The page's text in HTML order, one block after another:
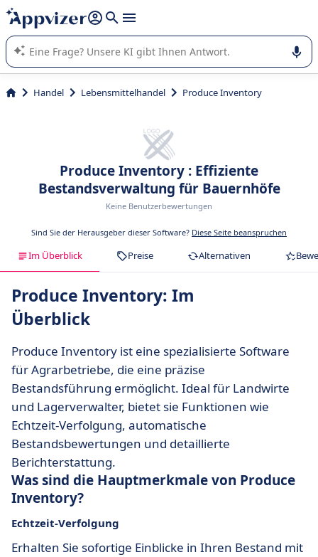
beantworten (mehrere Zeilen mit
Die KI von Appvizer führt Sie bei der Nutzung oder Auswahl
von SaaS-Software in Unternehmen.
Handel Lebensmittelhandel Produce Inventory
Produce Inventory : Effiziente
Bestandsverwaltung für Bauernhöfe
Keine Benutzerbewertungen
Sind Sie der Herausgeber dieser Software? Diese Seite beanspruchen
Im Überblick Preise Alternativen
Produce Inventory: Im
Überblick
Produce Inventory ist eine spezialisierte Software
für Agrarbetriebe, die eine präzise
Bestandsführung ermöglicht. Ideal für Landwirte
und Lagerverwalter, bietet sie Funktionen wie
Echtzeit-Verfolgung, automatische
Bestandsbewertungen und detaillierte
Berichterstattung.
Was sind die Hauptmerkmale von Produce
Inventory?
Echtzeit-Verfolgung
Erhalten Sie sofortige Einblicke in Ihren Bestand mit